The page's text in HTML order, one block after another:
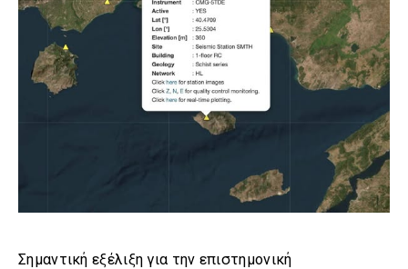
Σημαντική εξέλιξη για την επιστημονική